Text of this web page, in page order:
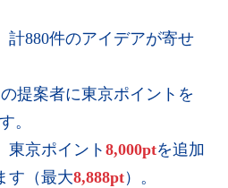
計880件のアイデアが寄せ
提案者に東京ポイントを
。
東京ポイント 8,000ptを追加
す（最大8,888pt）。